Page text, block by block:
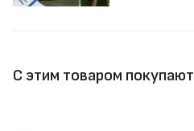
С этим товаром покупают